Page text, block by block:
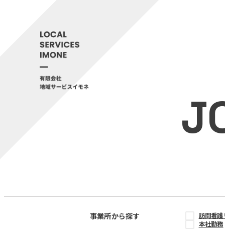
事業所から探す
訪問看
本社勤務